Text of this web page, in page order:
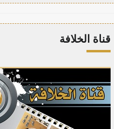
قناة الخلافة